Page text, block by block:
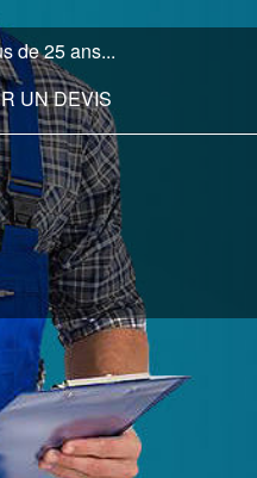
de 25 ans...
UN DEVIS